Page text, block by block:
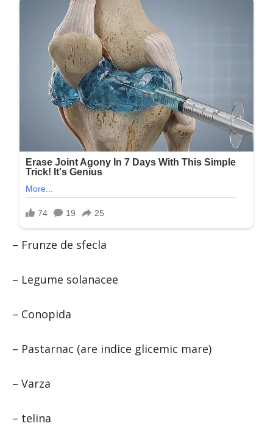
– Frunze de sfecla
– Legume solanacee
– Conopida
– Pastarnac (are indice glicemic mare)
– Varza
– telina